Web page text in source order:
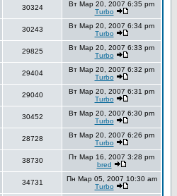
30324
Вт Мар 20, 2007 6:35 pm
Turbo
30243
Вт Мар 20, 2007 6:34 pm
Turbo
29825
Вт Мар 20, 2007 6:33 pm
Turbo
29404
Вт Мар 20, 2007 6:32 pm
Turbo
29040
Вт Мар 20, 2007 6:31 pm
Turbo
30452
Вт Мар 20, 2007 6:30 pm
Turbo
28728
Вт Мар 20, 2007 6:26 pm
Turbo
38730
Пт Мар 16, 2007 3:28 pm
bred
34731
Пн Мар 05, 2007 10:30 am
Turbo